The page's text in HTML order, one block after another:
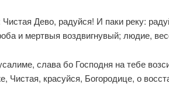
Дево, радуйся! И паки реку:
и мертвыя воздвигнувый; людие,
слава бо Господня на тебе
Чистая, красуйся, Богородице, о